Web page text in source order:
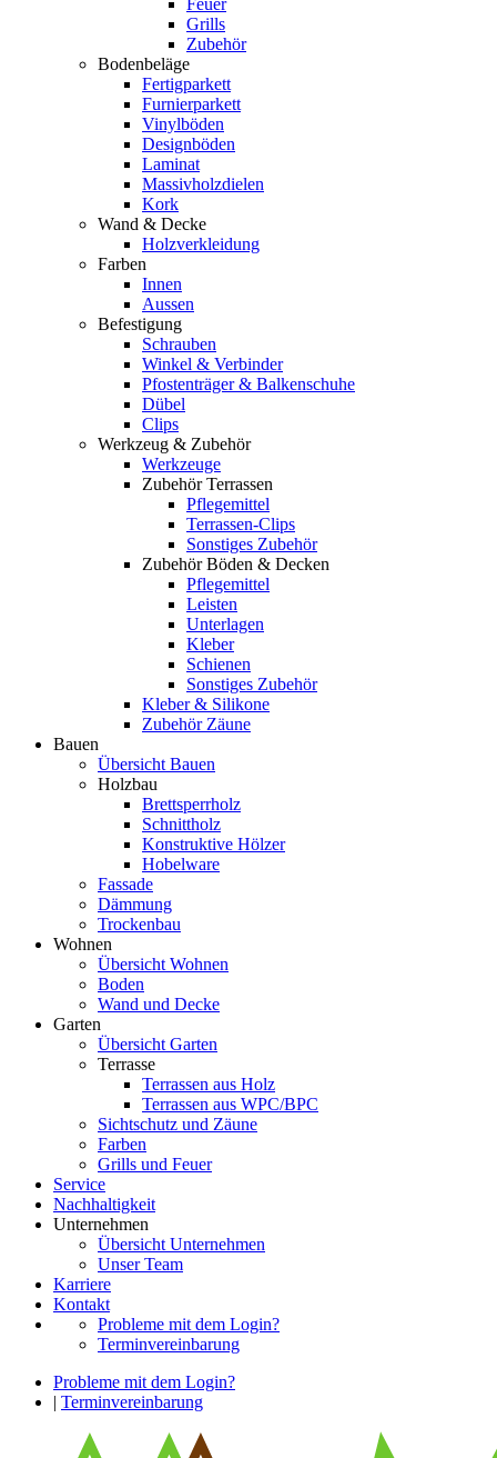
Grills
Zubehör
Bodenbeläge
Fertigparkett
Furnierparkett
Vinylböden
Designböden
Laminat
Massivholzdielen
Kork
Wand & Decke
Holzverkleidung
Farben
Innen
Aussen
Befestigung
Schrauben
Winkel & Verbinder
Pfostenträger & Balkenschuhe
Dübel
Clips
Werkzeug & Zubehör
Werkzeuge
Zubehör Terrassen
Pflegemittel
Terrassen-Clips
Sonstiges Zubehör
Zubehör Böden & Decken
Pflegemittel
Leisten
Unterlagen
Kleber
Schienen
Sonstiges Zubehör
Kleber & Silikone
Zubehör Zäune
Bauen
Übersicht Bauen
Holzbau
Brettsperrholz
Schnittholz
Konstruktive Hölzer
Hobelware
Fassade
Dämmung
Trockenbau
Wohnen
Übersicht Wohnen
Boden
Wand und Decke
Garten
Übersicht Garten
Terrasse
Terrassen aus Holz
Terrassen aus WPC/BPC
Sichtschutz und Zäune
Farben
Grills und Feuer
Service
Nachhaltigkeit
Unternehmen
Übersicht Unternehmen
Unser Team
Karriere
Kontakt
Probleme mit dem Login?
Terminvereinbarung
Probleme mit dem Login?
| Terminvereinbarung